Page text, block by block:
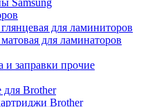
Samsung
для ламиниторов
для ламинаторов
и заправки прочие
Brother
Brother